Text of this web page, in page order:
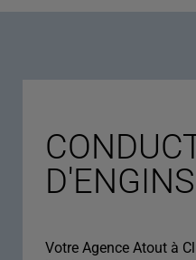
Votre Agence Atout à